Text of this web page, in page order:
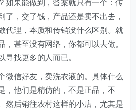
如果能做到，答案就只有一个：传
了，交了钱，产品还是卖不出去，
代理，本质和传销没什么区别。就
，甚至没有网络，你都可以去做。
寻找更多的人而已。
微信好友，卖洗衣液的。具体什么
，他们是精仿的，不是正品，不
然后销往农村这样的小店，尤其是